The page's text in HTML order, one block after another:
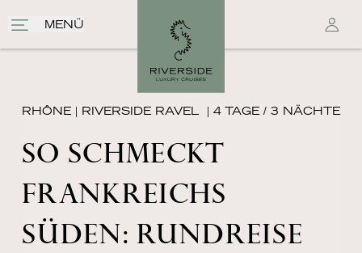
MENÜ
RHÔNE | RIVERSIDE RAVEL | 4 TAGE / 3 NÄCHTE
SO SCHMECKT
FRANKREICHS
SÜDEN: RUNDREISE